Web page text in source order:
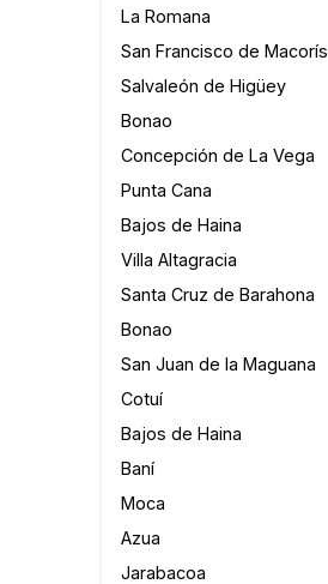
La Romana
San Francisco de Macorís
Salvaleón de Higüey
Bonao
Concepción de La Vega
Punta Cana
Bajos de Haina
Villa Altagracia
Santa Cruz de Barahona
Bonao
San Juan de la Maguana
Cotuí
Bajos de Haina
Baní
Moca
Azua
Jarabacoa